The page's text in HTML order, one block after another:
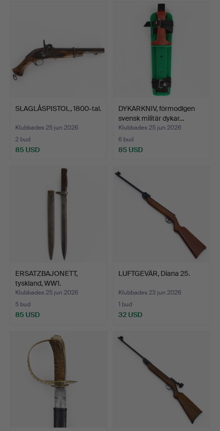
SLAGLÅSPISTOL, 1800-tal.
Klubbades 25 jun 2026
2 bud
85 USD
DYKARKNIV, förmodlgen
svensk militär dykar…
Klubbades 25 jun 2026
6 bud
85 USD
ERSATZBAJONETT,
tyskland, WW1.
Klubbades 25 jun 2026
5 bud
85 USD
LUFTGEVÄR, Diana 25.
Klubbades 23 jun 2026
1 bud
32 USD